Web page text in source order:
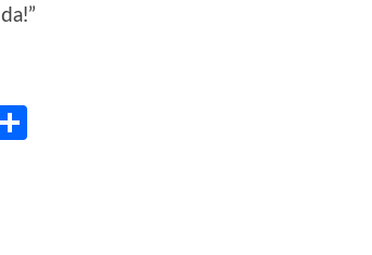
Print